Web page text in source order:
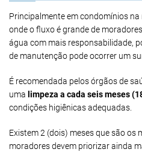
Principalmente em condomínios na
onde o fluxo é grande de
água com mais responsabilidade,
de manutenção pode ocorrer um
É recomendada pelos órgãos de
uma limpeza a cada seis meses
condições higiênicas adequadas.
Existem 2 (dois) meses que são os
moradores devem priorizar ainda